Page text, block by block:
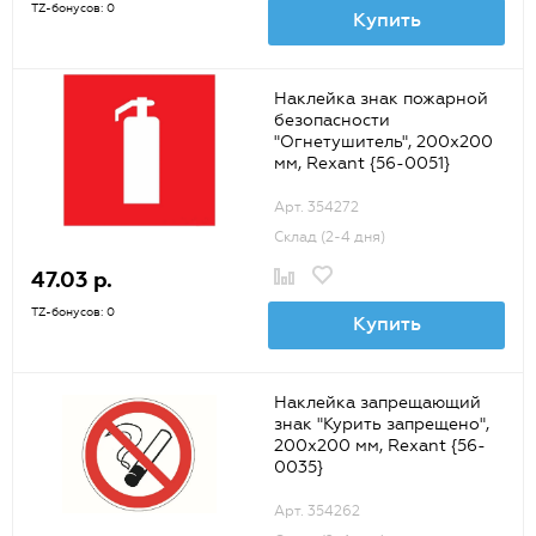
TZ-бонусов: 0 Купить
Наклейка знак пожарной
безопасности
"Огнетушитель", 200х200
мм, Rexant {56-0051}
Арт. 354272
Склад (2-4 дня)
47.03 р.
TZ-бонусов: 0 Купить
Наклейка запрещающий
знак "Курить запрещено",
200х200 мм, Rexant {56-
0035}
Арт. 354262